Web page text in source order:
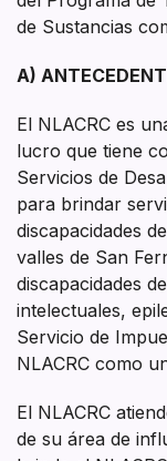
de Sustancias
A)
El NLACRC es
lucro que tiene
Servicios de
para brindar
discapacidades
valles de San
discapacidades
intelectuales,
Servicio de
NLACRC como
El NLACRC
de su área de